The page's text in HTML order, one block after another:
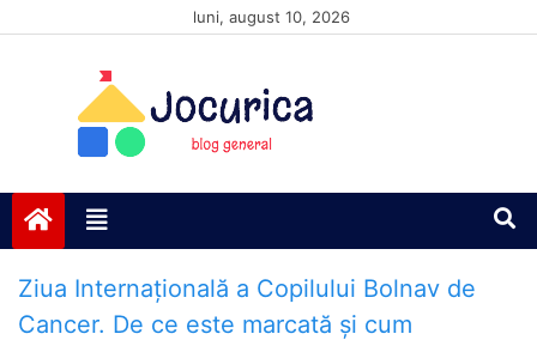
luni, august 10, 2026
Jocurică blog
Ziua Internațională a Copilului Bolnav de
Cancer. De ce este marcată și cum